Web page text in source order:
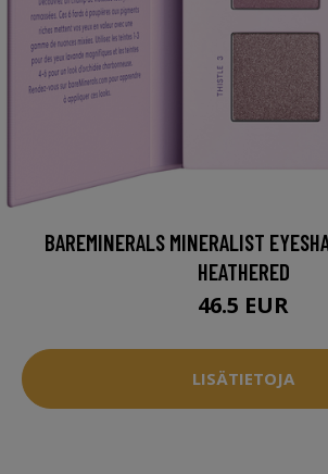
BAREMINERALS MINERALIST
HEATHERED
46.5 EUR
LISÄTIETOJA